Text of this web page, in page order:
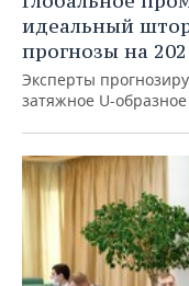
идеальный
прогнозы на
Эксперты
затяжное U-